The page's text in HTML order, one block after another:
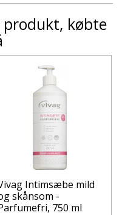
købte
Intimsæbe mild
skånsom -
750 ml